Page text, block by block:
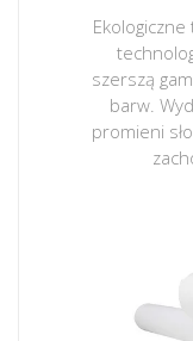
szerszą
barw.
promieni